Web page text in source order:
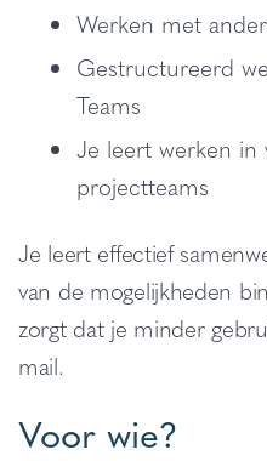
Werken met
Gestructureerd
Teams
Je leert werken in
projectteams
Je leert effectief
van de mogelijkheden
zorgt dat je minder
mail.
Voor wie?